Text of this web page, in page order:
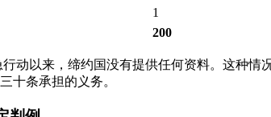
1
200
动以来，缔约国没有提供任何资料。这种情
十条承担的义务。